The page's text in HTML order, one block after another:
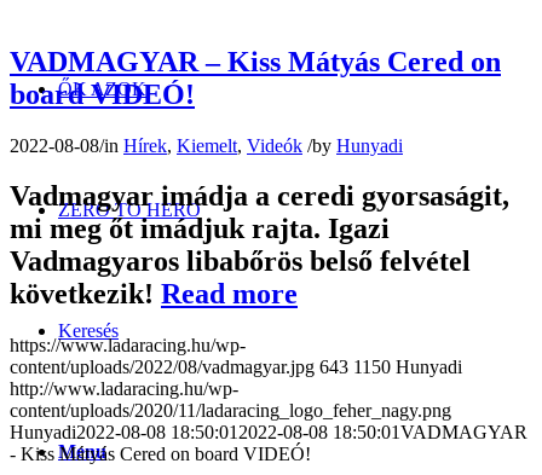
ŐK AZOK
ZERO TO HERO
Keresés
Menu
VADMAGYAR – Kiss Mátyás Cered on
board VIDEÓ!
2022-08-08/in Hírek, Kiemelt, Videók /by Hunyadi
Vadmagyar imádja a ceredi gyorsaságit,
mi meg őt imádjuk rajta. Igazi
Vadmagyaros libabőrös belső felvétel
következik! Read more
https://www.ladaracing.hu/wp-
content/uploads/2022/08/vadmagyar.jpg 643 1150 Hunyadi
http://www.ladaracing.hu/wp-
content/uploads/2020/11/ladaracing_logo_feher_nagy.png
Hunyadi2022-08-08 18:50:01 2022-08-08 18:50:01VADMAGYAR
- Kiss Mátyás Cered on board VIDEÓ!